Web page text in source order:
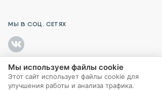
МЫ В СОЦ. СЕТЯХ
ПОДПИСКА НА РАССЫЛКУ
Мы используем файлы cookie
Этот сайт использует файлы cookie для
улучшения работы и анализа трафика.